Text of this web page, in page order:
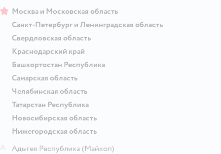
Москва и Московская область
Санкт-Петербург и Ленинградская область
Свердловская область
Краснодарский край
Башкортостан Республика
Самарская область
Челябинская область
Татарстан Республика
Новосибирская область
Нижегородская область
Адыгея Республика (Майкоп)